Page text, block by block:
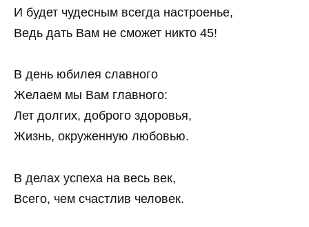
И будет чудесным всегда настроенье,
Ведь дать Вам не сможет никто 45!
В день юбилея славного
Желаем мы Вам главного:
Лет долгих, доброго здоровья,
Жизнь, окруженную любовью.
В делах успеха на весь век,
Всего, чем счастлив человек.